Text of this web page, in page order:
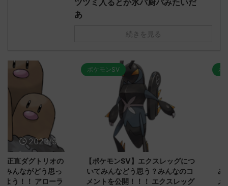
ツツミ入るとか氷パ厨パみたいだ
あ
続きを見る
2023/9/8
トリオの
どう思っ
アローラ
ポケモンSV
2023/9/8
【ポケモンSV】エクスレッグにつ
いてみんなどう思う？みんなのコ
メントを公開！！！ エクスレッグ
ポケモンSV
【ポケモ
みんなど
メントを